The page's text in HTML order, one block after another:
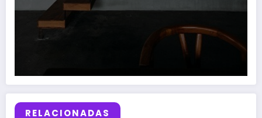
RELACIONADAS